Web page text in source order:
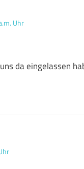
Uhr
da eingelassen